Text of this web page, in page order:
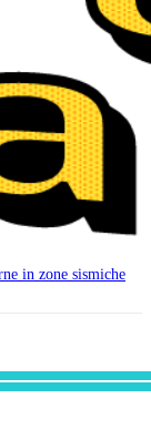
in zone sismiche